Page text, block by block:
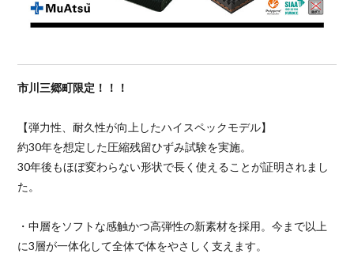
市川三郷町限定！！！
【弾力性、耐久性が向上したハイスペックモデル】
約30年を想定した圧縮残留ひずみ試験を実施。
30年後もほぼ変わらない形状で長く使えることが証明されまし
た。
・中層をソフトな感触かつ高弾性の新素材を採用。今まで以上
に3層が一体化して全体で体をやさしく支えます。